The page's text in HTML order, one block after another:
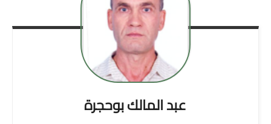
عبد المالكبوحجرة